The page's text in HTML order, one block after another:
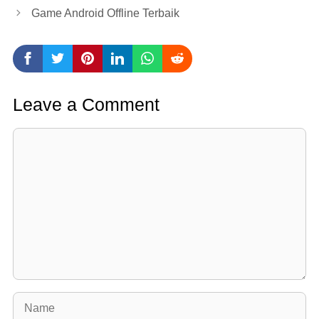
Game Android Offline Terbaik
Leave a Comment
Comment
Name